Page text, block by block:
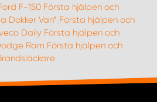
F-150 Första hjälpen och
Dokker Van* Första hjälpen och
Daily Första hjälpen och
Ram Första hjälpen och